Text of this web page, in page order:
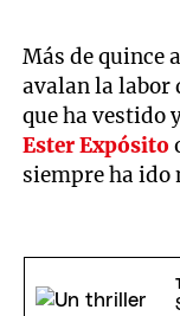
Más de quince
avalan la labor
que ha vestido
Ester Expósito
siempre ha ido